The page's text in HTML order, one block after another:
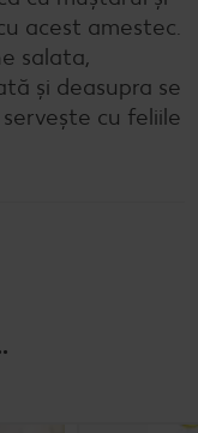
acest amestec.
salata,
și deasupra se
cu feliile